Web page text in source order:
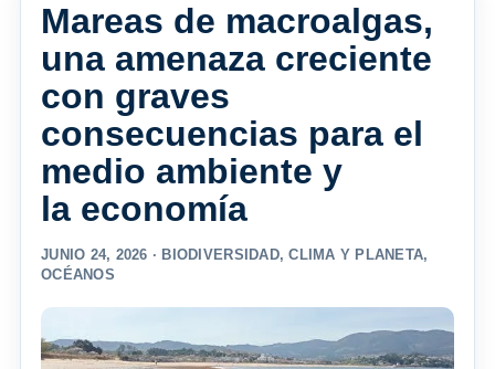
Mareas de macroalgas,
una amenaza creciente
con graves
consecuencias para el
medio ambiente y
la economía
JUNIO 24, 2026 · BIODIVERSIDAD,CLIMA Y PLANETA,
OCÉANOS